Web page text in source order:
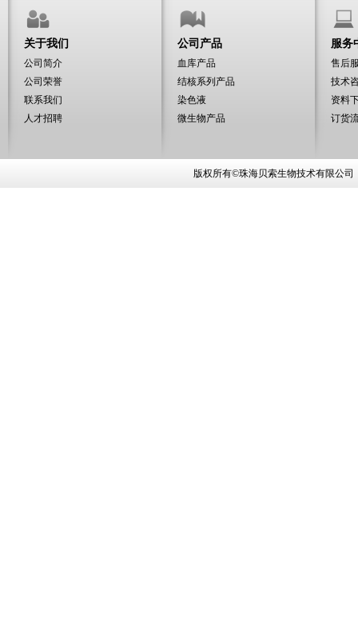
关于我们
公司简介
公司荣誉
联系我们
人才招聘
公司产品
血库产品
结核系列产品
染色液
微生物产品
服务
售后
技术
资料
订货
版权所有©珠海贝索生物技术